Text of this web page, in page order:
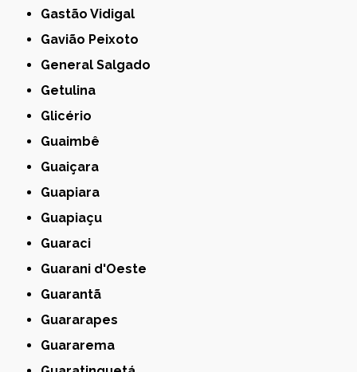
Gastão Vidigal
Gavião Peixoto
General Salgado
Getulina
Glicério
Guaimbê
Guaiçara
Guapiara
Guapiaçu
Guaraci
Guarani d'Oeste
Guarantã
Guararapes
Guararema